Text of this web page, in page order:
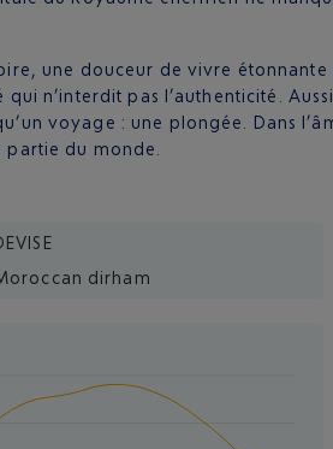
une douceur de vivre
n’interdit pas l’authenticité.
voyage : une plongée. Dans
partie du monde.
dirham